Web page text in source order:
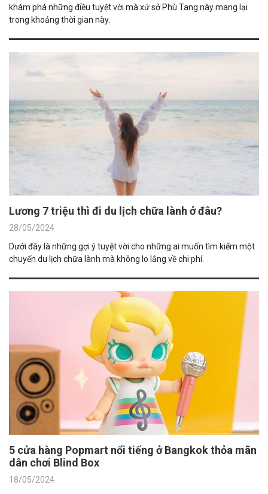
khám phá những điều tuyệt vời mà xứ sở Phù Tang này mang lại
trong khoảng thời gian này.
Lương 7 triệu thì đi du lịch chữa lành ở đâu?
28/05/2024
Dưới đây là những gợi ý tuyệt vời cho những ai muốn tìm kiếm một
chuyến du lịch chữa lành mà không lo lắng về chi phí.
5 cửa hàng Popmart nổi tiếng ở Bangkok thỏa mãn
dân chơi Blind Box
18/05/2024